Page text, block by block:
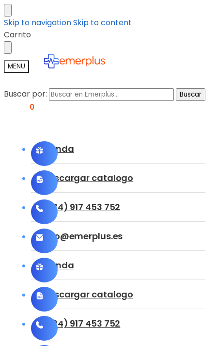
Skip to navigationSkip to content
Carrito
MENU
Buscar por: Buscar
0
Tienda
Descargar catalogo
(+34) 917 453 752
info@emerplus.es
Tienda
Descargar catalogo
(+34) 917 453 752